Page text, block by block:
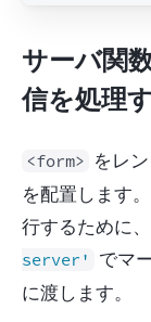
サーバ関
信を処理
<form> をレ
を配置します
行するために
server'
でマ
に渡します。